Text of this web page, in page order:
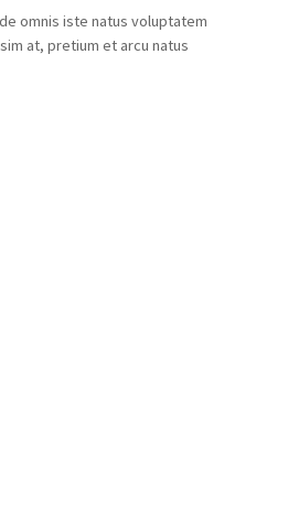
omnis iste natus voluptatem
at, pretium et arcu natus